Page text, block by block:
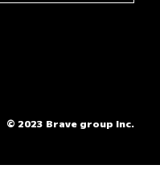
© 2023 Brave group Inc.